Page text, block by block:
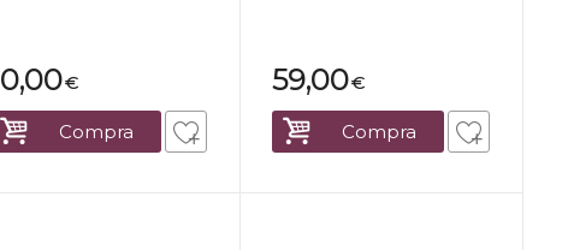
€
Compra
€
59,00
Compra